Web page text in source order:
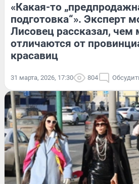
«Какая-то
подготовка“». Эксперт
Лисовец рассказал, чем
отличаются от
красавиц
31 марта, 2026, 17:30 804